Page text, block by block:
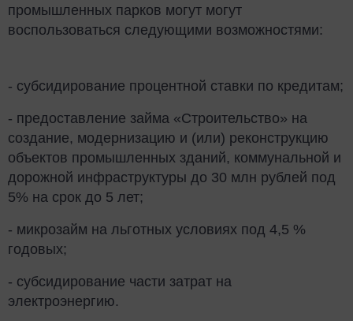
промышленных парков могут могут
воспользоваться следующими возможностями:
- субсидирование процентной ставки по кредитам;
- предоставление займа «Строительство» на
создание, модернизацию и (или) реконструкцию
объектов промышленных зданий, коммунальной и
дорожной инфраструктуры до 30 млн рублей под
5% на срок до 5 лет;
- микрозайм на льготных условиях под 4,5 %
годовых;
- субсидирование части затрат на
электроэнергию.